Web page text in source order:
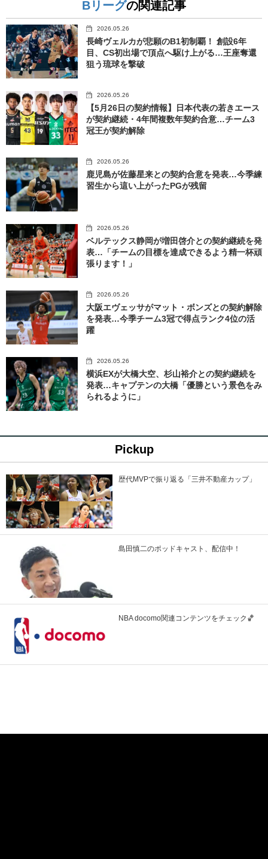
Bリーグの関連記事
2026.05.26
長崎ヴェルカが悲願のB1初制覇！ 創設6年
目、CS初出場で頂点へ駆け上がる…王座奪還
狙う琉球を撃破
2026.05.26
【5月26日の契約情報】日本代表の若きエース
が契約継続・4年間複数年契約合意…チーム3
冠王が契約解除
2026.05.26
鹿児島が佐藤星来との契約合意を発表…今季練
習生から這い上がったPGが残留
2026.05.26
ベルテックス静岡が増田啓介との契約継続を発
表…「チームの目標を達成できるよう精一杯頑
張ります！」
2026.05.26
大阪エヴェッサがマット・ボンズとの契約解除
を発表…今季チーム3冠で得点ランク4位の活
躍
2026.05.26
横浜EXが大橋大空、杉山裕介との契約継続を
発表…キャプテンの大橋「優勝という景色をみ
られるように」
Pickup
歴代MVPで振り返る「三井不動産カップ」
島田慎二のポッドキャスト、配信中！
NBA docomo関連コンテンツをチェック🏀